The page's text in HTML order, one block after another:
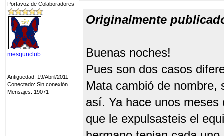
Portavoz de Colaboradores
mesqunclub
Antigüedad: 19/Abril/2011
Conectado: Sin conexión
Mensajes: 19071
Originalmente
Buenas noches!
Pues son dos casos
Mata cambió de nombre,
así. Ya hace unos
que le expulsasteis el